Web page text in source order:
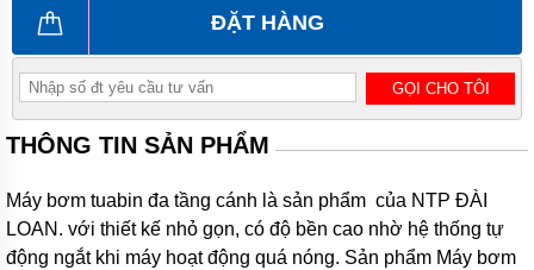
Máy
bơm
nước
thải
Máy
bơm
Máy
bơm
khoan
ĐẶT HÀNG
GỌI CHO TÔI
THÔNG TIN SẢN PHẨM
Máy bơm tuabin đa tầng cánh là sản phẩm của NTP ĐÀI
LOAN. với thiết kế nhỏ gọn, có độ bền cao nhờ hệ thống tự
động ngắt khi máy hoạt động quá nóng. Sản phẩm Máy bơm